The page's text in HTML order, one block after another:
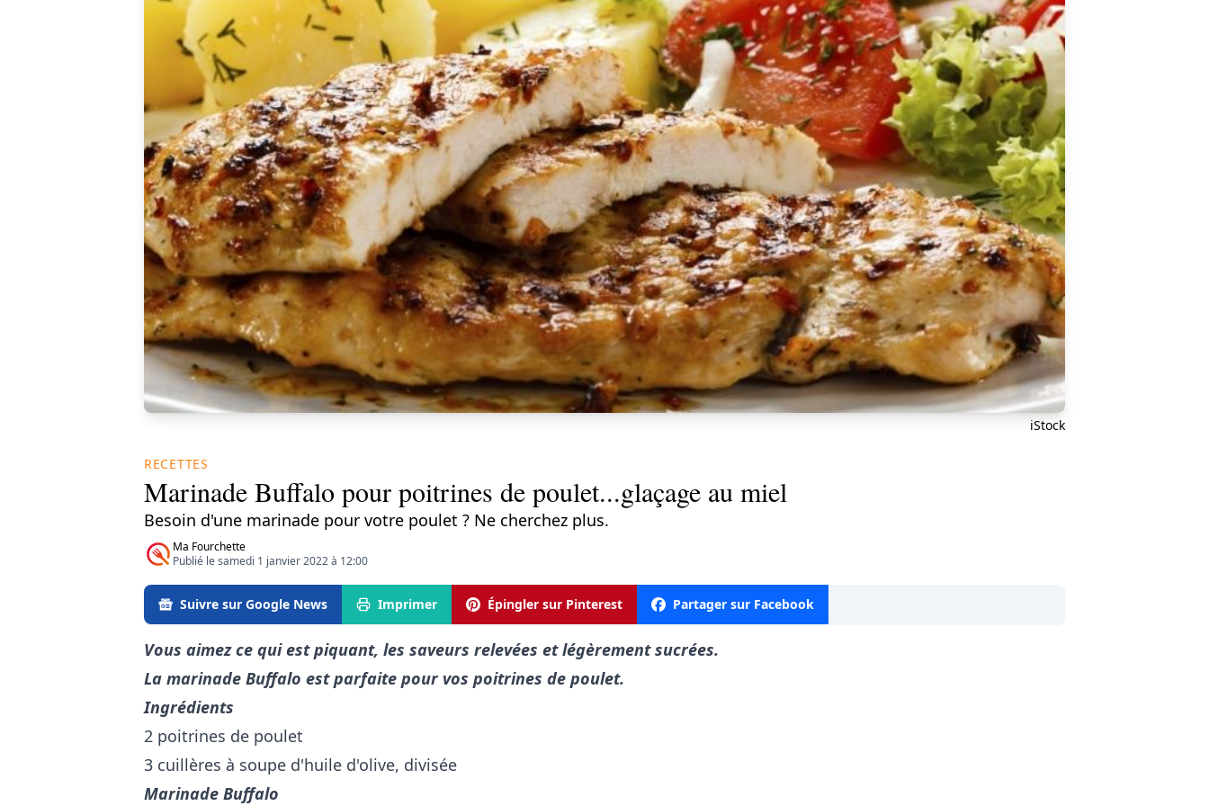
iStock
RECETTES
Marinade Buffalo pour poitrines de poulet...glaçage au miel
Besoin d'une marinade pour votre poulet ? Ne cherchez plus.
Ma Fourchette
Publié le samedi 1 janvier 2022 à 12:00
Suivre sur Google News Imprimer Épingler sur Pinterest Partager sur Facebook
Vous aimez ce qui est piquant, les saveurs relevées et légèrement sucrées.
La marinade Buffalo est parfaite pour vos poitrines de poulet.
Ingrédients
2 poitrines de poulet
3 cuillères à soupe d'huile d'olive, divisée
Marinade Buffalo